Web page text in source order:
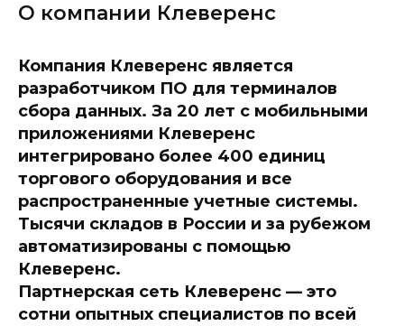
О компании Клеверенс
Компания Клеверенс является
разработчиком ПО для терминалов
сбора данных. За 20 лет с мобильными
приложениями Клеверенс
интегрировано более 400 единиц
торгового оборудования и все
распространенные учетные системы.
Тысячи складов в России и за рубежом
автоматизированы с помощью
Клеверенс.
Партнерская сеть Клеверенс — это
сотни опытных специалистов по всей